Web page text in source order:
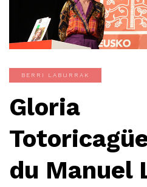
BERRI LABURRAK
Gloria
du Manuel